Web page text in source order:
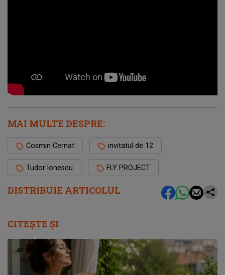
DISTRIBUIE ARTICOLUL
MAI MULTE DESPRE:
Cosmin Cernat invitatul de 12
Tudor Ionescu FLY PROJECT
CITEȘTE ȘI